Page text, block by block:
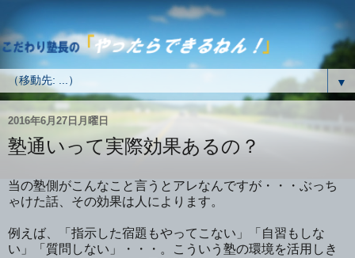
▼
2016年6月27日月曜日
塾通いって実際効果あるの？
当の塾側がこんなこと言うとアレなんですが・・・ぶっち
ゃけた話、その効果は人によります。
例えば、「指示した宿題もやってこない」「自習もしな
い」「質問しない」・・・。こういう塾の環境を活用しき